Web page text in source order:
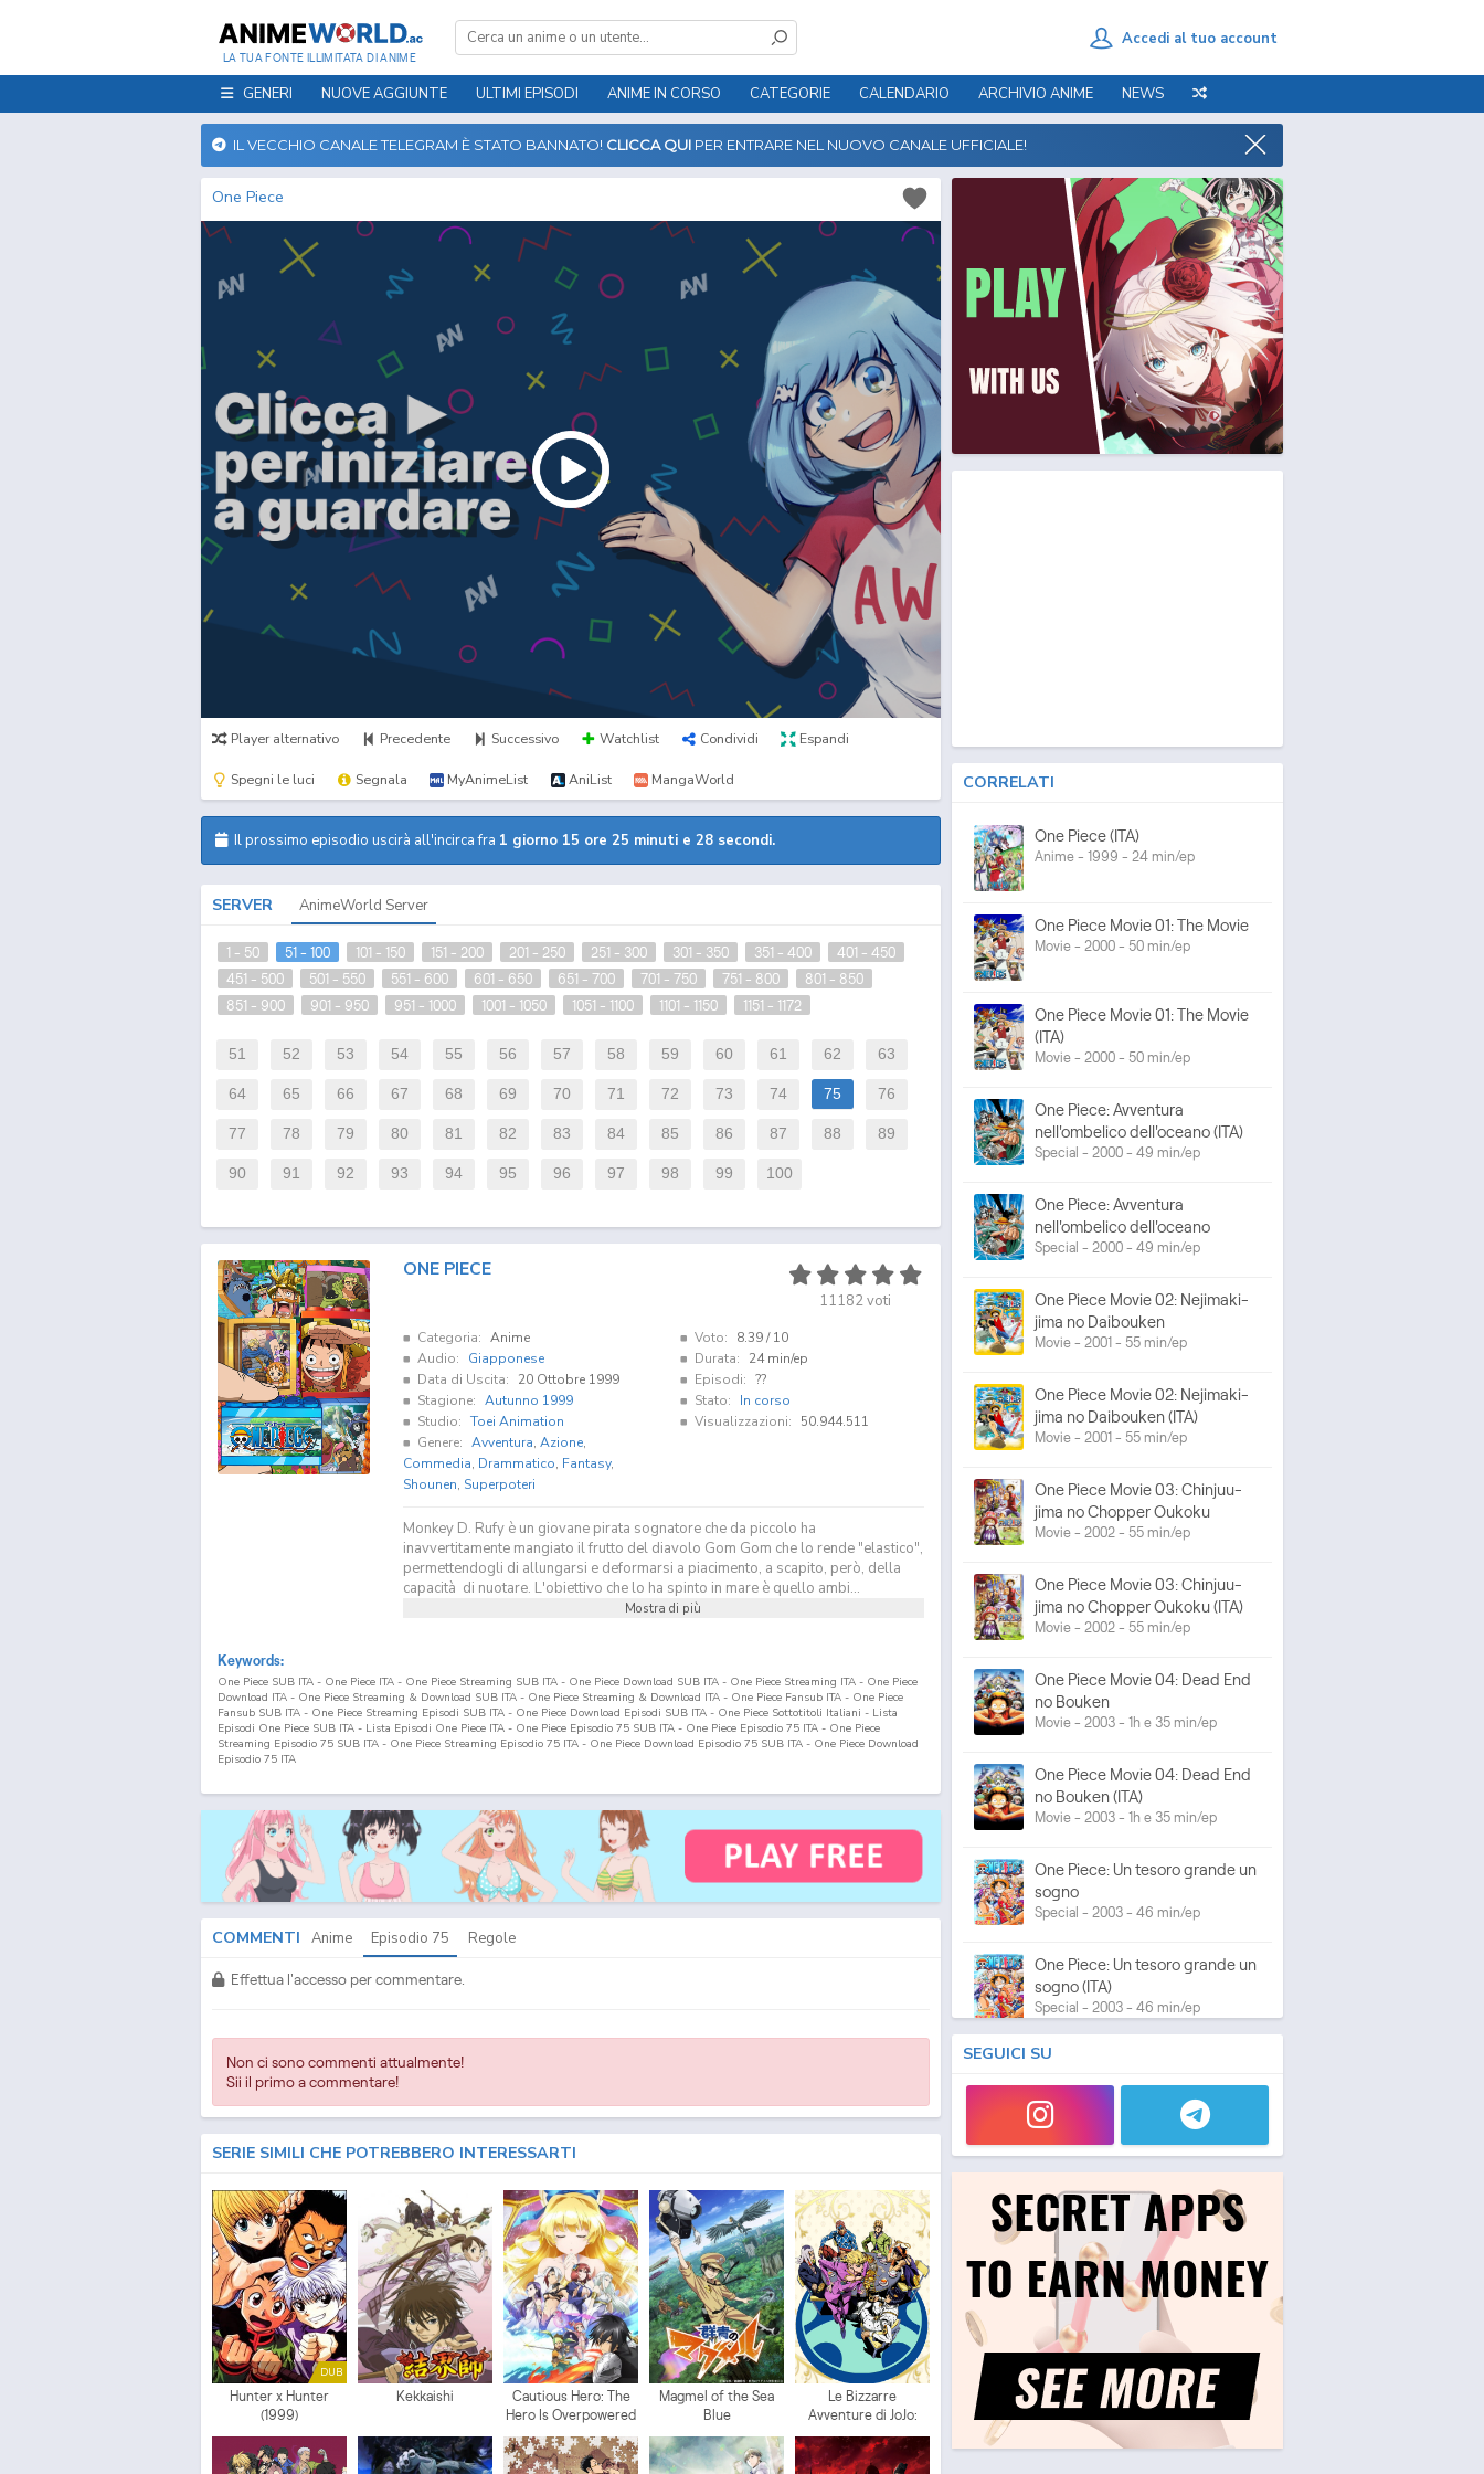
LA TUA FONTE ILLIMITATA DI ANIME
Accedi al tuo account
GENERI NUOVE AGGIUNTE ULTIMI EPISODI ANIME IN CORSO CATEGORIE CALENDARIO ARCHIVIO ANIME NEWS
IL VECCHIO CANALE TELEGRAM È STATO BANNATO! CLICCA QUI PER ENTRARE NEL NUOVO CANALE UFFICIALE!
One Piece
Player alternativo Precedente Successivo Watchlist Condividi Espandi
Spegni le luci Segnala MyAnimeList AniList MangaWorld
Il prossimo episodio uscirà all'incirca fra 1 giorno 15 ore 25 minuti e 27 secondi.
SERVER AnimeWorld Server
1 - 50 51 - 100 101 - 150 151 - 200 201 - 250 251 - 300 301 - 350 351 - 400
401 - 450
451 - 500
501 - 550 551 - 600 601 - 650 651 - 700 701 - 750 751 - 800
801 - 850
851 - 900
901 - 950 951 - 1000 1001 - 1050 1051 - 1100 1101 - 1150 1151 - 1172
51 52 53 54 55 56 57 58 59 60 61 62 63
64 65 66 67 68 69 70 71 72 73 74 75 76
77 78 79 80 81 82 83 84 85 86 87 88 89
90 91 92 93 94 95 96 97 98 99 100
ONE PIECE
11182voti
Categoria: Anime
Audio:
Giapponese
Data di Uscita:
20 Ottobre 1999
Stagione: Autunno 1999
Studio: Toei Animation
Genere: Avventura, Azione,
Commedia, Drammatico, Fantasy,
Shounen, Superpoteri
Voto: 8.39/ 10
Durata:
24 min/ep
Episodi: ??
Stato:
In corso
Visualizzazioni:
50.944.511
Monkey D. Rufy è un giovane pirata sognatore che da piccolo ha
inavvertitamente mangiato il frutto del diavolo Gom Gom che lo rende "elastico",
permettendogli di allungarsi e deformarsi a piacimento, a scapito, però, della
capacità di nuotare. L'obiettivo che lo ha spinto in mare è quello ambi...
Mostra di più
Keywords:
One Piece SUB ITA - One Piece ITA - One Piece Streaming SUB ITA - One Piece Download SUB ITA - One Piece Streaming ITA - One Piece
Download ITA - One Piece Streaming & Download SUB ITA - One Piece Streaming & Download ITA - One Piece Fansub ITA - One Piece
Fansub SUB ITA - One Piece Streaming Episodi SUB ITA - One Piece Download Episodi SUB ITA - One Piece Sottotitoli Italiani - Lista
Episodi One Piece SUB ITA - Lista Episodi One Piece ITA - One Piece Episodio 75 SUB ITA - One Piece Episodio 75 ITA - One Piece
Streaming Episodio 75 SUB ITA - One Piece Streaming Episodio 75 ITA - One Piece Download Episodio 75 SUB ITA - One Piece Download
Episodio 75 ITA
COMMENTI Anime Episodio 75 Regole
Effettua l'accesso per commentare.
Non ci sono commenti attualmente!
Sii il primo a commentare!
SERIE SIMILI CHE POTREBBERO INTERESSARTI
DUB
Hunter x Hunter
(1999)
Kekkaishi
Cautious Hero: The
Hero Is Overpowered
but Overly Cautious
Magmel of the Sea
Blue
Le Bizzarre
Avventure di JoJo:
Vento Aureo
CORRELATI
One Piece (ITA)
Anime - 1999 - 24 min/ep
One Piece Movie 01: The Movie
Movie - 2000 - 50 min/ep
One Piece Movie 01: The Movie
(ITA)
Movie - 2000 - 50 min/ep
One Piece: Avventura
nell'ombelico dell'oceano (ITA)
Special - 2000 - 49 min/ep
One Piece: Avventura
nell'ombelico dell'oceano
Special - 2000 - 49 min/ep
One Piece Movie 02: Nejimaki-
jima no Daibouken
Movie - 2001 - 55 min/ep
One Piece Movie 02: Nejimaki-
jima no Daibouken (ITA)
Movie - 2001 - 55 min/ep
One Piece Movie 03: Chinjuu-
jima no Chopper Oukoku
Movie - 2002 - 55 min/ep
One Piece Movie 03: Chinjuu-
jima no Chopper Oukoku (ITA)
Movie - 2002 - 55 min/ep
One Piece Movie 04: Dead End
no Bouken
Movie - 2003 - 1h e 35 min/ep
One Piece Movie 04: Dead End
no Bouken (ITA)
Movie - 2003 - 1h e 35 min/ep
One Piece: Un tesoro grande un
sogno
Special - 2003 - 46 min/ep
One Piece: Un tesoro grande un
sogno (ITA)
Special - 2003 - 46 min/ep
One Piece: L'ultima esibizione
One Piece: L'ultima esibizione
(ITA)
Special - 2003 - 45 min/ep
One Piece Movie 05:
Norowareta Seiken
Movie - 2004 - 1h e 35 min/ep
One Piece Movie 05:
Movie - 2004 - 1h e 35 min/ep
One Piece Movie 06: Omatsuri
SEGUICI SU